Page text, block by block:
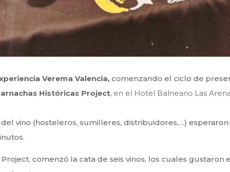
Verema Valencia,comenzando el ciclo de
Históricas Project, en el Hotel Balneario Las
vino (hosteleros, sumilleres, distribuidores,…)
comenzó la cata de seis vinos, los cuales gustaron